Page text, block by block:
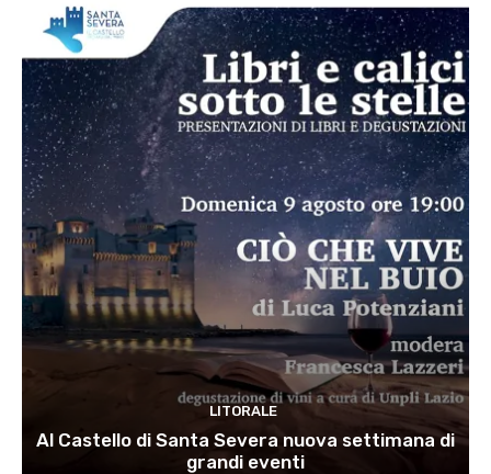
LITORALE
Al Castello di Santa Severa nuova settimana di
grandi eventi